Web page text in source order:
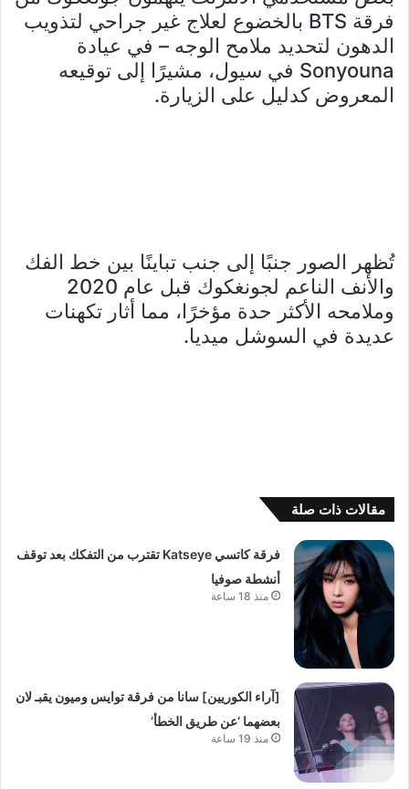
فرقة BTS بالخضوع لعلاج غير جراحي لتذويب
الدهون لتحديد ملامح الوجه – في عيادة
Sonyouna في سيول، مشيرًا إلى توقيعه
المعروض كدليل على الزيارة.
تُظهر الصور جنبًا إلى جنب تباينًا بين خط الفك
والأنف الناعم لجونغكوك قبل عام 2020
وملامحه الأكثر حدة مؤخرًا، مما أثار تكهنات
عديدة في السوشل ميديا.
مقالات ذات صلة
فرقة كاتسي Katseye تقترب من التفكك بعد توقف
أنشطة صوفيا
منذ 18 ساعة
[آراء الكوريين] سانا من فرقة توايس وميون يقبـ لان
بعضهما ‘عن طريق الخطأ’
منذ 19 ساعة